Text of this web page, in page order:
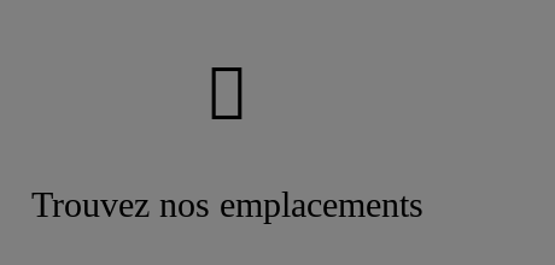
Trouvez nos emplacements